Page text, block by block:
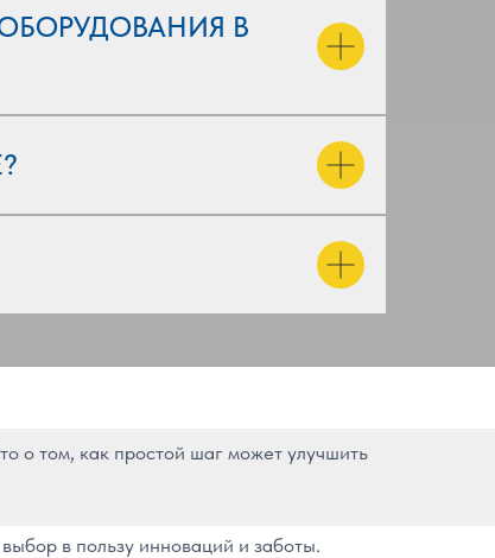
В
о том, как простой шаг может улучшить
в пользу инноваций и заботы.